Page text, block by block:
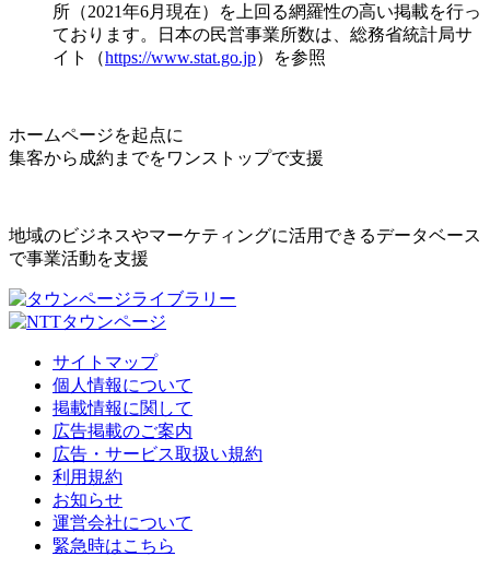
所（2021年6月現在）を上回る網羅性の高い掲載を行っ
ております。日本の民営事業所数は、総務省統計局サ
イト（https://www.stat.go.jp）を参照
ホームページを起点に
集客から成約までをワンストップで支援
地域のビジネスやマーケティングに活用できるデータベース
で事業活動を支援
サイトマップ
個人情報について
掲載情報に関して
広告掲載のご案内
広告・サービス取扱い規約
利用規約
お知らせ
運営会社について
緊急時はこちら